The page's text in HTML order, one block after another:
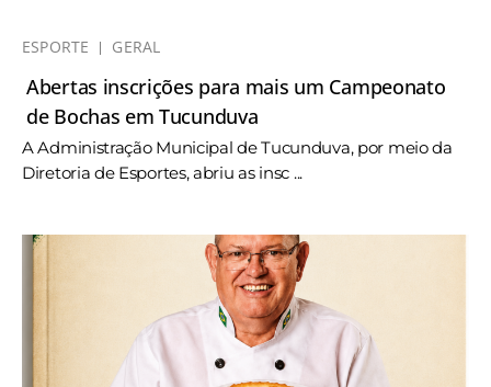
ESPORTE GERAL
Abertas inscrições para mais um Campeonato
de Bochas em Tucunduva
A Administração Municipal de Tucunduva, por meio da
Diretoria de Esportes, abriu as insc ...